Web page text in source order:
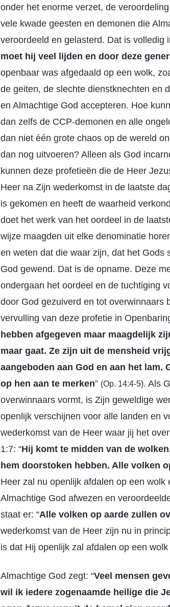
onder het enorme verzet, de
vele kwade geesten en demonen die
veroordeeld en gelasterd. Dat is volledig
moet hij veel lijden en door deze
openbaar was afgedaald op een wolk,
de geiten, de slechte dienstknechten en
en Almachtige God accepteren. Hoe
dan zelfs de CCP-demonen en alle
dan niet één grote chaos op de wereld
dan nog uitvoeren? Alleen als God
kunnen deze profetieën die de Heer
Heer na Zijn wederkomst in de laatste
is gekomen en heeft de waarheid
doet het werk van het oordeel in de
wijze maagden uit elke denominatie
en weten dat die waar zijn, dat het Gods
God gewend. Dat is de opname. Deze
ondergaan het oordeel en de tuchtiging
door God gezuiverd en tot overwinnaars
vervulling van deze profetie in
hebben afgegeven maar maagdelijk
maar gaat. Ze zijn uit de mensheid
aangeboden aan God en aan het
op hen aan te merken” (Op. 14:4-5). Als
overwinnaars vormt, is Zijn geweldige
openlijk verschijnen voor alle landen en
wederkomst van de Heer waar jij het
1:7: “Hij komt te midden van de
hem doorstoken hebben. Alle volken
Heer zal nu openlijk afdalen op een
Almachtige God afwezen en
staat er: “Alle volken op aarde zullen
wederkomst van de Heer zijn nu in
is dat Hij openlijk zal afdalen op een
Almachtige God zegt: “Veel mensen
wil ik iedere zogenaamde heilige die